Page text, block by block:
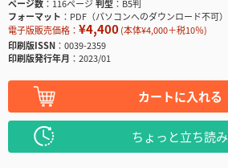
ページ数
116ページ判型
B5判
フォーマット
PDF（パソコンへのダウンロード不可）
電子版販売価格： ¥4,400(本体¥4,000＋税10％)
印刷版ISSN
0039-2359
印刷版発行年月
2023/01
カートに入れる
ちょっと立ち読み